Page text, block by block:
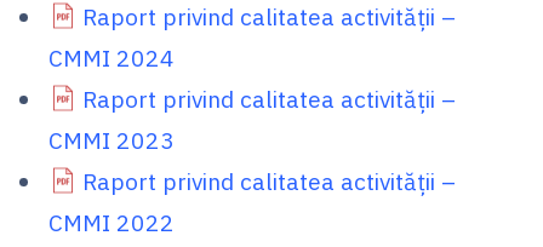
Raport privind calitatea activităţii –
CMMI 2024
Raport privind calitatea activităţii –
CMMI 2023
Raport privind calitatea activităţii –
CMMI 2022